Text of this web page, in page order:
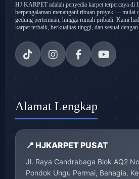
HJ KARPET adalah penyedia karpet terpercaya di
berpengalaman menangani ribuan proyek — mulai
gedung pertemuan, hingga rumah pribadi. Kami
karpet terbaik, berkualitas tinggi, dan sesuai
Alamat Lengkap
📍 HJKARPET PUSAT
Jl. Raya Candrabaga Blok AQ2
Pondok Ungu Permai, Bahagia,